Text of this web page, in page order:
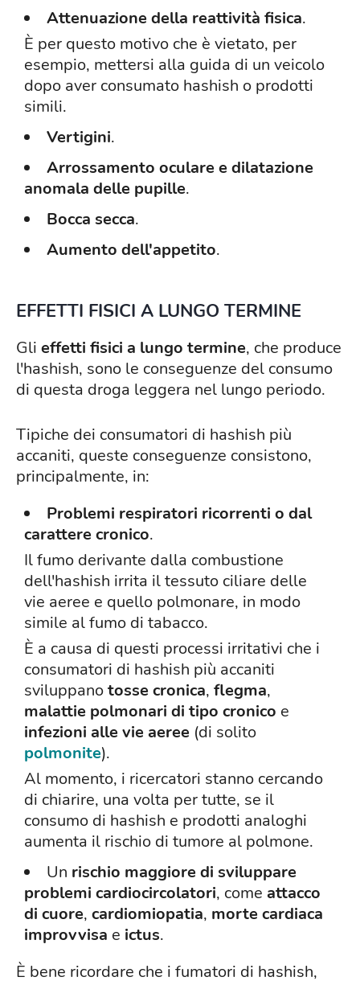
Attenuazione della reattività fisica.
È per questo motivo che è vietato, per
esempio, mettersi alla guida di un veicolo
dopo aver consumato hashish o prodotti
simili.
Vertigini.
Arrossamento oculare e dilatazione
anomala delle pupille.
Bocca secca.
Aumento dell'appetito.
EFFETTI FISICI A LUNGO TERMINE
Gli effetti fisici a lungo termine, che produce
l'hashish, sono le conseguenze del consumo
di questa droga leggera nel lungo periodo.
Tipiche dei consumatori di hashish più
accaniti, queste conseguenze consistono,
principalmente, in:
Problemi respiratori ricorrenti o dal
carattere cronico.
Il fumo derivante dalla combustione
dell'hashish irrita il tessuto ciliare delle
vie aeree e quello polmonare, in modo
simile al fumo di tabacco.
È a causa di questi processi irritativi che i
consumatori di hashish più accaniti
sviluppanotosse cronica, flegma,
malattie polmonari di tipo cronico e
infezioni alle vie aeree (di solito
polmonite).
Al momento, i ricercatori stanno cercando
di chiarire, una volta per tutte, se il
consumo di hashish e prodotti analoghi
aumenta il rischio di tumore al polmone.
Un rischio maggiore di sviluppare
problemi cardiocircolatori, come attacco
di cuore, cardiomiopatia, morte cardiaca
improvvisa e ictus.
È bene ricordare che i fumatori di hashish,